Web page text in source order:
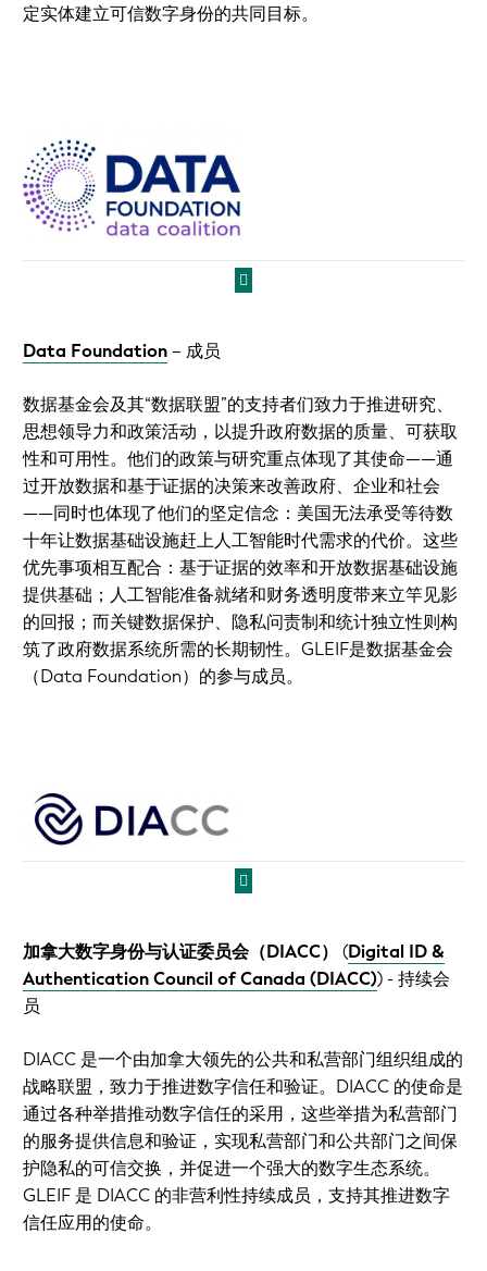
定实体建立可信数字身份的共同目标。
Data Foundation – 成员
数据基金会及其“数据联盟”的支持者们致力于推进研究、
思想领导力和政策活动，以提升政府数据的质量、可获取
性和可用性。他们的政策与研究重点体现了其使命——通
过开放数据和基于证据的决策来改善政府、企业和社会
——同时也体现了他们的坚定信念：美国无法承受等待数
十年让数据基础设施赶上人工智能时代需求的代价。这些
优先事项相互配合：基于证据的效率和开放数据基础设施
提供基础；人工智能准备就绪和财务透明度带来立竿见影
的回报；而关键数据保护、隐私问责制和统计独立性则构
筑了政府数据系统所需的长期韧性。GLEIF是数据基金会
（Data Foundation）的参与成员。
加拿大数字身份与认证委员会（DIACC） (Digital ID &
Authentication Council of Canada (DIACC)) - 持续会
员
DIACC 是一个由加拿大领先的公共和私营部门组织组成的
战略联盟，致力于推进数字信任和验证。DIACC 的使命是
通过各种举措推动数字信任的采用，这些举措为私营部门
的服务提供信息和验证，实现私营部门和公共部门之间保
护隐私的可信交换，并促进一个强大的数字生态系统。
GLEIF 是 DIACC 的非营利性持续成员，支持其推进数字
信任应用的使命。